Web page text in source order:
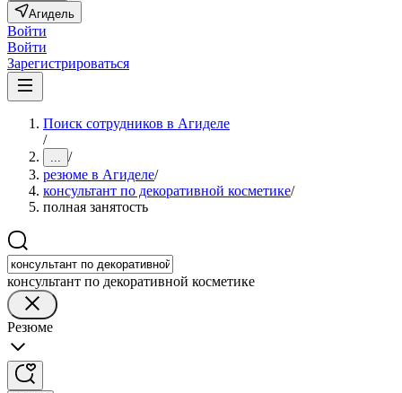
Агидель
Войти
Войти
Зарегистрироваться
Поиск сотрудников в Агиделе
/
... /
резюме в Агиделе/
консультант по декоративной косметике/
полная занятость
консультант по декоративной косметике
Резюме